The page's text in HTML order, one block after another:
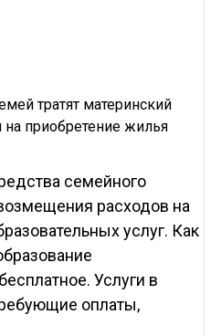
тратят материнский
на приобретение жилья
семейного
расходов на
услуг. Как
Услуги в
оплаты,